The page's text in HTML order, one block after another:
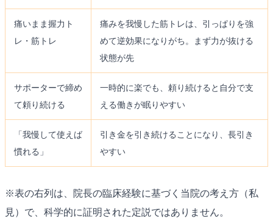
痛いまま握力ト
レ・筋トレ
痛みを我慢した筋トレは、引っぱりを強
めて逆効果になりがち。まず力が抜ける
状態が先
サポーターで締め
て頼り続ける
一時的に楽でも、頼り続けると自分で支
える働きが眠りやすい
「我慢して使えば
慣れる」
引き金を引き続けることになり、長引き
やすい
※表の右列は、院長の臨床経験に基づく当院の考え方（私
見）で、科学的に証明された定説ではありません。